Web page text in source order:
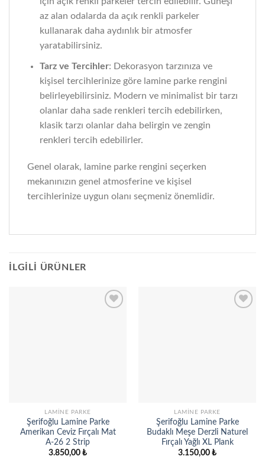
az alan odalarda da açık renkli parkeler
kullanarak daha aydınlık bir atmosfer
yaratabilirsiniz.
Tarz ve Tercihler: Dekorasyon tarzınıza ve
kişisel tercihlerinize göre lamine parke rengini
belirleyebilirsiniz. Modern ve minimalist bir tarzı
olanlar daha sade renkleri tercih edebilirken,
klasik tarzı olanlar daha belirgin ve zengin
renkleri tercih edebilirler.
Genel olarak, lamine parke rengini seçerken
mekanınızın genel atmosferine ve kişisel
tercihlerinize uygun olanı seçmeniz önemlidir.
İLGILI ÜRÜNLER
LAMINE PARKE
Şerifoğlu Lamine Parke
Amerikan Ceviz Fırçalı Mat
A-26 2 Strip
3.850,00 ₺
LAMINE PARKE
Şerifoğlu Lamine Parke
Budaklı Meşe Derzli Naturel
Fırçalı Yağlı XL Plank
3.150,00 ₺